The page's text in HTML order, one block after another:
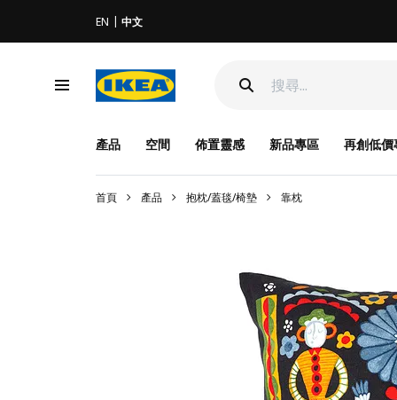
EN 中文
產品 空間 佈置靈感 新品專區 再創低價
首頁 產品 抱枕/蓋毯/椅墊 靠枕